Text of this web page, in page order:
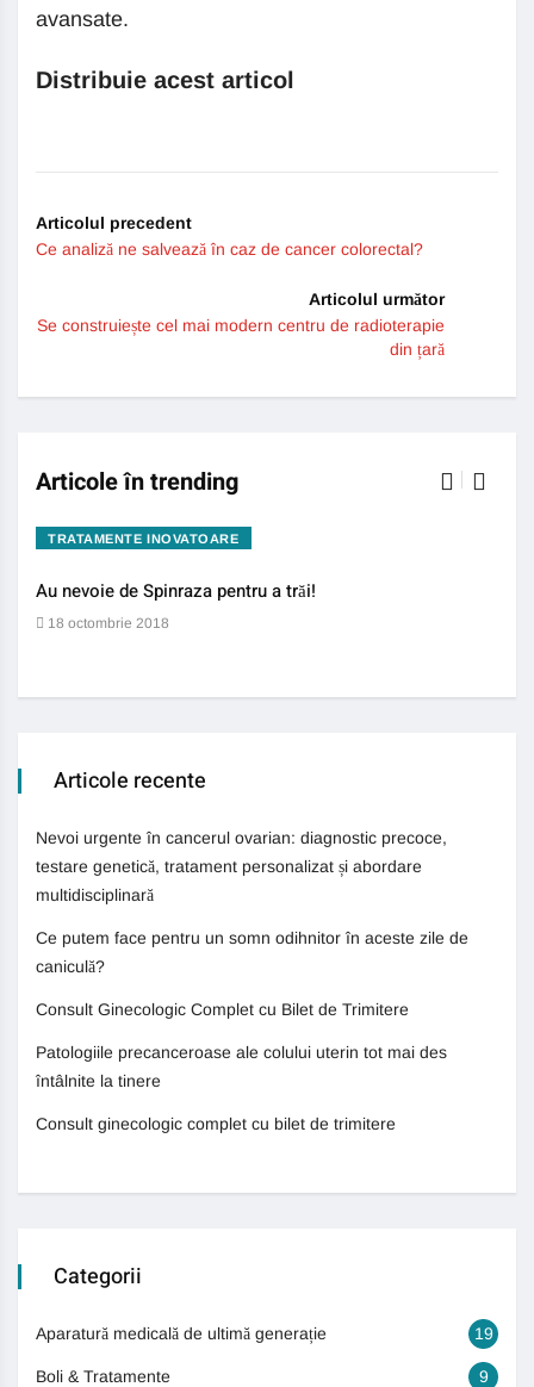
avansate.
Distribuie acest articol
Articolul precedent
Ce analiză ne salvează în caz de cancer colorectal?
Articolul următor
Se construiește cel mai modern centru de radioterapie
din țară
Articole în trending
TRATAMENTE INOVATOARE
Au nevoie de Spinraza pentru a trăi!
18 octombrie 2018
Articole recente
Nevoi urgente în cancerul ovarian: diagnostic precoce,
testare genetică, tratament personalizat și abordare
multidisciplinară
Ce putem face pentru un somn odihnitor în aceste zile de
caniculă?
Consult Ginecologic Complet cu Bilet de Trimitere
Patologiile precanceroase ale colului uterin tot mai des
întâlnite la tinere
Consult ginecologic complet cu bilet de trimitere
Categorii
Aparatură medicală de ultimă generație 19
Boli & Tratamente 9